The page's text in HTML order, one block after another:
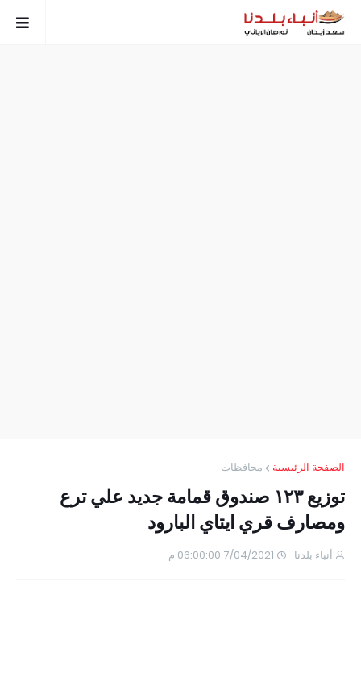
الصفحة الرئيسية محافظات
توزيع ١٢٣ صندوق قمامة جديد علي ترع
ومصارف قري ايتاي البارود
أنباء بلدنا 7/04/2021 06:00:00 م